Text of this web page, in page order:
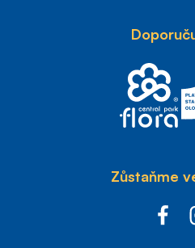
Zůstaňme